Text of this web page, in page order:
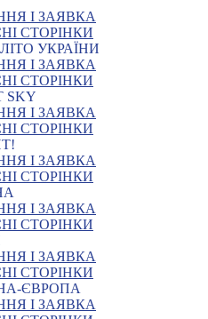
І ЗАЯВКА
СТОРІНКИ
УКРАЇНИ
І ЗАЯВКА
СТОРІНКИ
SKY
І ЗАЯВКА
СТОРІНКИ
І ЗАЯВКА
СТОРІНКИ
І ЗАЯВКА
СТОРІНКИ
І ЗАЯВКА
СТОРІНКИ
ЄВРОПА
І ЗАЯВКА